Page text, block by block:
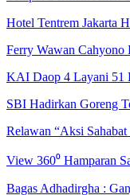
Hotel Tentrem Jakarta
Ferry Wawan Cahyono
KAI Daop 4 Layani 51
SBI Hadirkan Goreng
Relawan “Aksi
View 360⁰ Hamparan
Bagas Adhadirgha :